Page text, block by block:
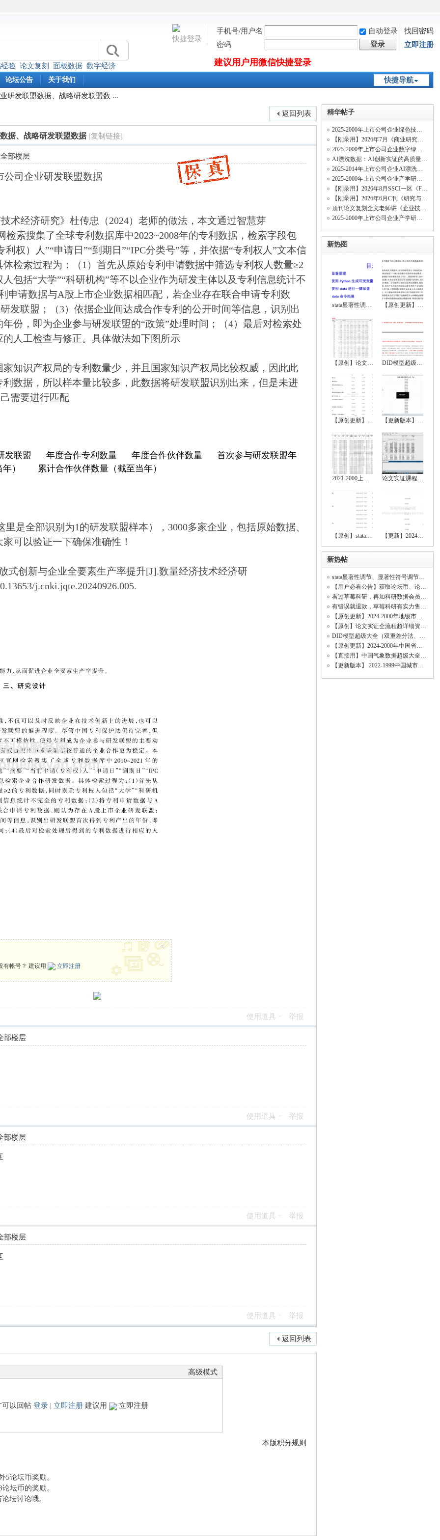
验 论文复刻 面板数据 数字经济
手机号/用户名 自动登录
找回密码
密码
登录 立即注册
建议用户用微信快捷登录
快捷登录
快捷导航
论坛公告 关于我们
研发联盟数据、战略研发联盟数 ...
返回列表
据、战略研发联盟数据 [复制链接]
部楼层
公司企业研发联盟数据
术经济研究》杜传忠（2024）老师的做法，本文通过智慧芽
检索搜集了全球专利数据库中2023~2008年的专利数据，检索字段包
利权）人”“申请日”“到期日”“IPC分类号”等，并依据“专利权人”文本信
检索过程为：（1）首先从原始专利申请数据中筛选专利权人数量≥2
包括“大学”“科研机构”等不以企业作为研发主体以及专利信息统计不
申请数据与A股上市企业数据相匹配，若企业存在联合申请专利数
发联盟；（3）依据企业间达成合作专利的公开时间等信息，识别出
份，即为企业参与研发联盟的“政策”处理时间；（4）最后对检索处
人工检查与修正。具体做法如下图所示
知识产权局的专利数量少，并且国家知识产权局比较权威，因此此
数据，所以样本量比较多，此数据将研发联盟识别出来，但是未进
需要进行匹配
发联盟 年度合作专利数量 年度合作伙伴数量
首次参与研发联盟年
）
累计合作伙伴数量（截至当年）
里是全部识别为1的研发联盟样本），3000多家企业，包括原始数据、
可以验证一下确保准确性！
式创新与企业全要素生产率提升[J].数量经济技术经济研
j.cnki.jqte.20240926.005.
有帐号？ 建议用 立即注册
x
使用道具 举报
部楼层
使用道具 举报
部楼层
使用道具 举报
部楼层
使用道具 举报
返回列表
高级模式
可以回帖登录 | 立即注册 建议用 立即注册
本版积分规则
5论坛币奖励。
坛币的奖励。
坛讨论哦。
精华帖子
2025-2000年上市公司企业绿色技术多元化数据、绿色知识多元化数据
【刚录用】2026年7月《商业研究》投稿经验及录用流程
2025-2000年上市公司企业数字绿色技术创新、数字经济绿色专利、绿色数字专利和绿色数
AI漂洗数据：AI创新实证的高质量纯净新变量
2025-2014年上市公司企业AI漂洗测算数据、招聘AI漂洗数据
2025-2000年上市公司企业产学研合作创新网络数据
【刚录用】2026年8月SSCI一区《Finance Research Letters》投稿经验及录用流程
【刚录用】2026年6月C刊《研究与发展管理》投稿经验及录用流程
顶刊论文复刻全文老师讲《企业技术网络结构与关键核心技术创新速度》（两阶段系统矩估
2025-2000年上市公司企业产学研绿色合作创新网络数据
新热图
stata显著性调节、显著性符号调节、回归显 【原创更新】2024-2000年地级市数字经济综
【原创】论文实证全流程超详细资料（数据处 DID模型超级大全（双重差分法、政策评估）
【原创更新】2024-2000年中国省级数字经济 【更新版本】 2022-1999中国城市统计年鉴、
2021-2000上市公司绿色创新数据大全（创新 论文实证课程（stata安装包、数据处理、基
【原创】stata空间计量全流程操作资料（数 【更新】2024-2000上市公司绿色创新、上市
新热帖